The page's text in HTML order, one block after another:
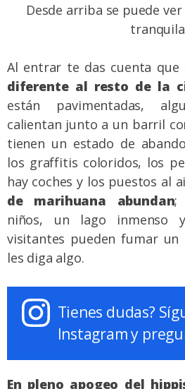
Desde arriba se puede
tranquila
Al entrar te das cuenta que
diferente al resto de la
están pavimentadas,
calientan junto a un barril
tienen un estado de
los graffitis coloridos, los
hay coches y los puestos al
de marihuana abundan;
niños, un lago inmenso
visitantes pueden fumar
les diga algo.
Tienes dudas?
Instagram y
En pleno apogeo del